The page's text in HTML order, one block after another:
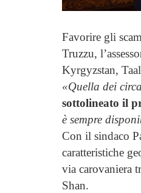
Favorire gli
Truzzu,
Kyrgyzstan,
«Quella dei
sottolineato il
è sempre
Con il sindaco
caratteristiche
via carovaniera
Shan.